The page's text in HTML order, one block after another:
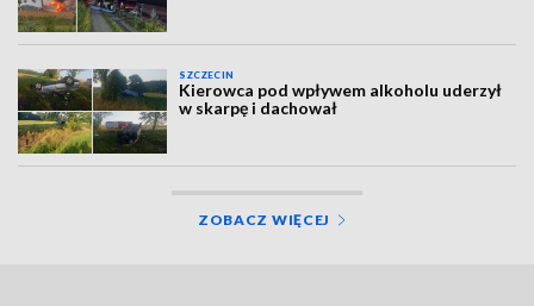
SZCZECIN
Kierowca pod wpływem alkoholu uderzył
w skarpę i dachował
ZOBACZ WIĘCEJ